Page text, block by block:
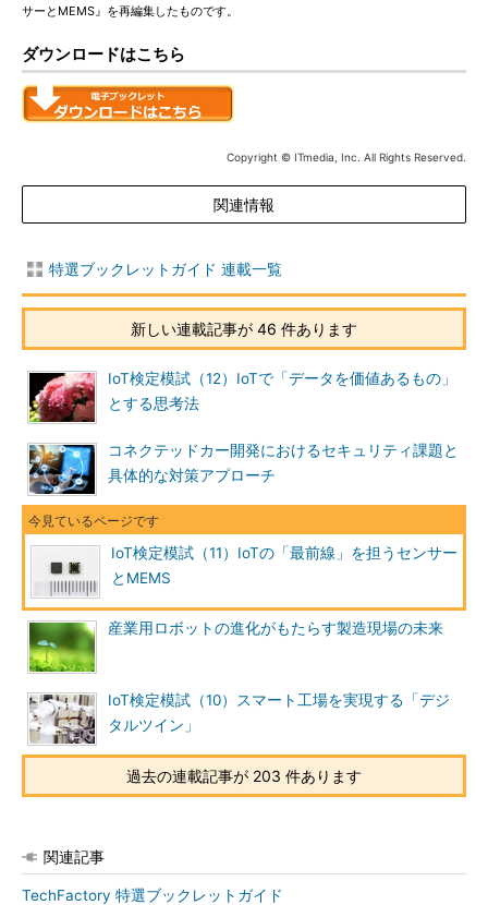
サーとMEMS』を再編集したものです。
ダウンロードはこちら
Copyright © ITmedia, Inc. All Rights Reserved.
関連情報
特選ブックレットガイド 連載一覧
新しい連載記事が 46 件あります
IoT検定模試（12）IoTで「データを価値あるもの」
とする思考法
コネクテッドカー開発におけるセキュリティ課題と
具体的な対策アプローチ
IoT検定模試（11）IoTの「最前線」を担うセンサー
とMEMS
産業用ロボットの進化がもたらす製造現場の未来
IoT検定模試（10）スマート工場を実現する「デジ
タルツイン」
過去の連載記事が 203 件あります
関連記事
TechFactory 特選ブックレットガイド